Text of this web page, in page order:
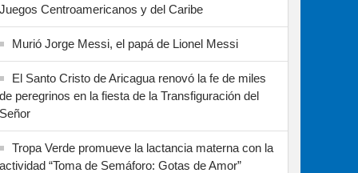
Juegos Centroamericanos y del Caribe
Murió Jorge Messi, el papá de Lionel Messi
El Santo Cristo de Aricagua renovó la fe de miles
de peregrinos en la fiesta de la Transfiguración del
Señor
Tropa Verde promueve la lactancia materna con la
actividad “Toma de Semáforo: Gotas de Amor”